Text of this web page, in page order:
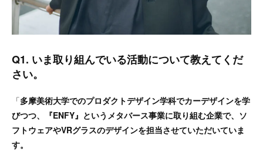
Q1. いま取り組んでいる活動について教えてくだ
さい。
「多摩美術大学でのプロダクトデザイン学科でカーデザインを学
びつつ、『ENFY』というメタバース事業に取り組む企業で、ソ
フトウェアやVRグラスのデザインを担当させていただいていま
す。